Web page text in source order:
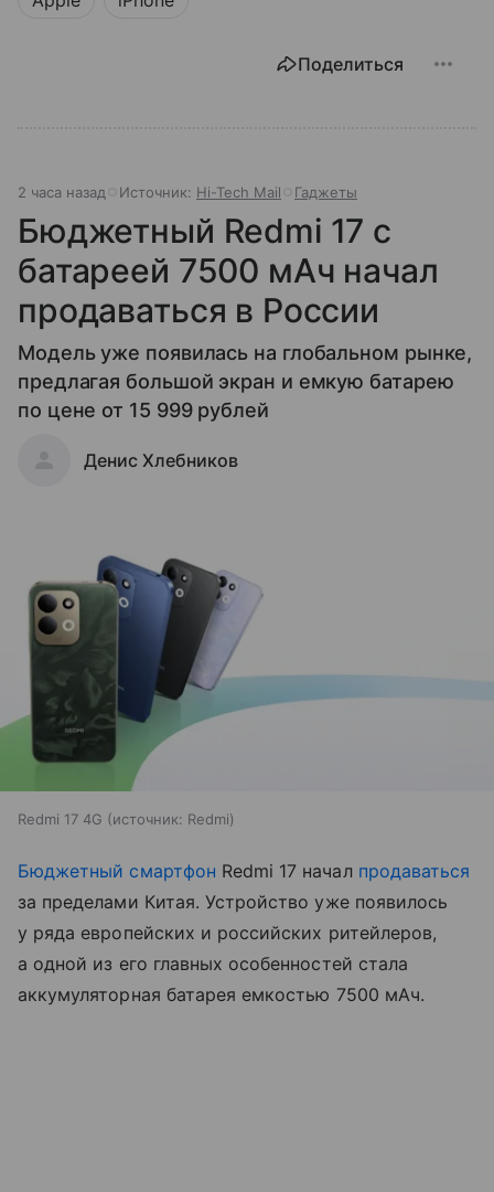
Поделиться
2 часа назад Источник: Hi-Tech Mail Гаджеты
Бюджетный Redmi 17 с
батареей 7500 мАч начал
продаваться в России
Модель уже появилась на глобальном рынке,
предлагая большой экран и емкую батарею
по цене от 15 999 рублей
Денис Хлебников
Redmi 17 4G источник: Redmi
Бюджетный смартфон Redmi 17 начал продаваться
за пределами Китая. Устройство уже появилось
у ряда европейских и российских ритейлеров,
а одной из его главных особенностей стала
аккумуляторная батарея емкостью 7500 мАч.